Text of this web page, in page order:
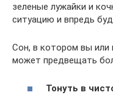
зеленые лужайки и
ситуацию и впредь
Сон, в котором вы или
может предвещать
Тонуть в